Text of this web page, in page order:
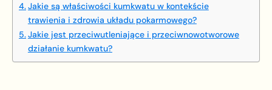
Jakie są właściwości kumkwatu w kontekście
trawienia i zdrowia układu pokarmowego?
Jakie jest przeciwutleniające i przeciwnowotworowe
działanie kumkwatu?